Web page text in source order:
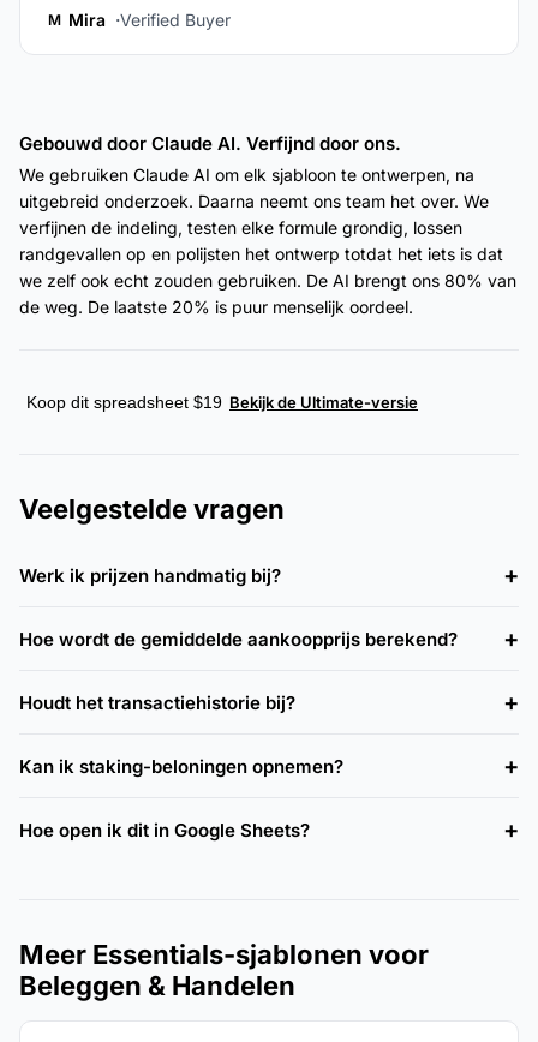
M Mira Verified Buyer
Gebouwd door Claude AI. Verfijnd door ons.
We gebruiken Claude AI om elk sjabloon te ontwerpen, na
uitgebreid onderzoek. Daarna neemt ons team het over. We
verfijnen de indeling, testen elke formule grondig, lossen
randgevallen op en polijsten het ontwerp totdat het iets is dat
we zelf ook echt zouden gebruiken. De AI brengt ons 80% van
de weg. De laatste 20% is puur menselijk oordeel.
Koop dit spreadsheet $19 Bekijk de Ultimate-versie
Veelgestelde vragen
Werk ik prijzen handmatig bij?
Hoe wordt de gemiddelde aankoopprijs berekend?
Houdt het transactiehistorie bij?
Kan ik staking-beloningen opnemen?
Hoe open ik dit in Google Sheets?
Meer Essentials-sjablonen voor
Beleggen & Handelen